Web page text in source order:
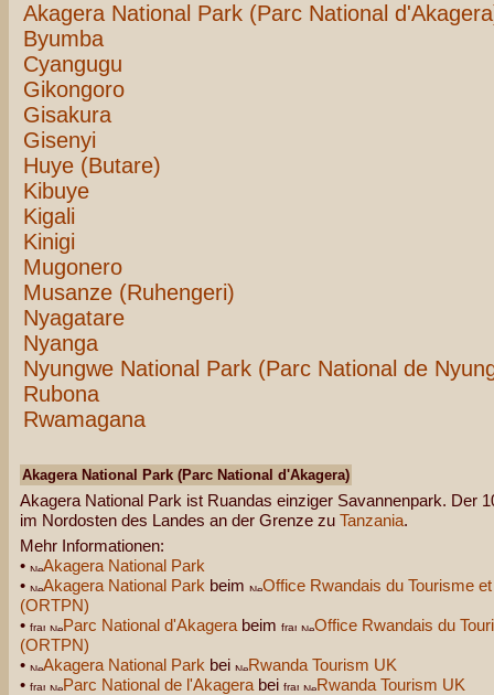
Akagera National Park (Parc National
Byumba
Cyangugu
Gikongoro
Gisakura
Gisenyi
Huye (Butare)
Kibuye
Kigali
Kinigi
Mugonero
Musanze (Ruhengeri)
Nyagatare
Nyanga
Nyungwe National Park (Parc National de
Rubona
Rwamagana
Akagera National Park (Parc National d'Akagera)
Akagera National Park ist Ruandas einziger Savannenpark. Der
im Nordosten des Landes an der Grenze zu Tanzania.
Mehr Informationen:
•
Akagera National Park
•
Akagera National Park beim
Office Rwandais du Tourisme
(ORTPN)
•
Parc National d'Akagera beim
Office Rwandais du
(ORTPN)
•
Akagera National Park bei
Rwanda Tourism UK
•
Parc National de l'Akagera bei Rwanda Tourism UK